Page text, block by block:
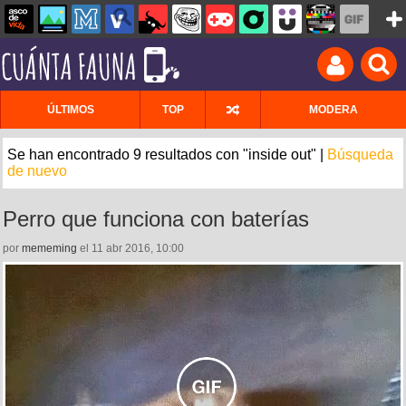
ÚLTIMOS TOP MODERA
Se han encontrado 9 resultados con "inside out" |
Búsqueda
de nuevo
Perro que funciona con baterías
por mememing el 11 abr 2016, 10:00